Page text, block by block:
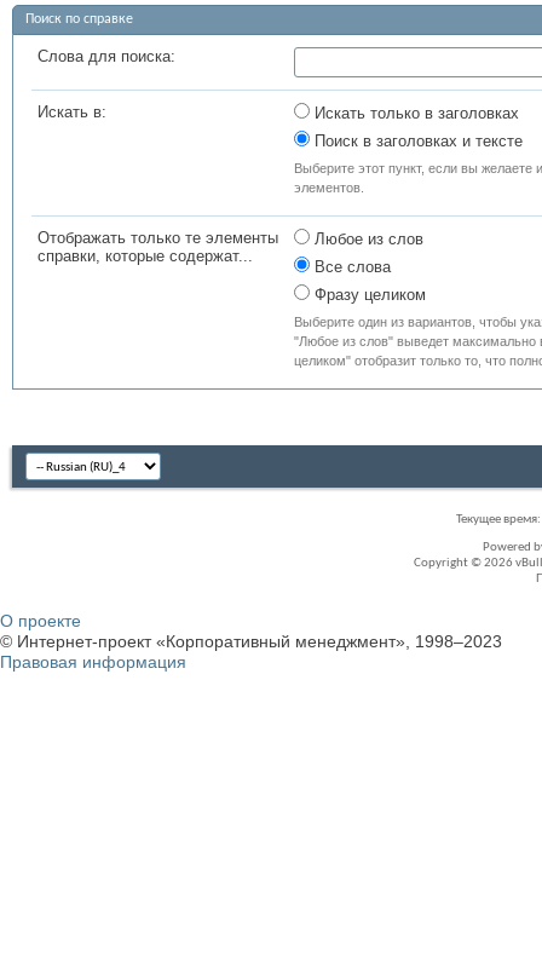
Поиск по справке
Слова для поиска:
Искать в:
Искать только в заголовках
Поиск в заголовках и тексте
Выберите этот пункт, если вы желаете
элементов.
Отображать только те элементы
справки, которые содержат...
Любое из слов
Все слова
Фразу целиком
Выберите один из вариантов, чтобы
"Любое из слов" выведет максимально
целиком" отобразит только то, что
Текущее время:
Powered
Copyright © 2026
О проекте
© Интернет-проект «Корпоративный менеджмент», 1998–2023
Правовая информация